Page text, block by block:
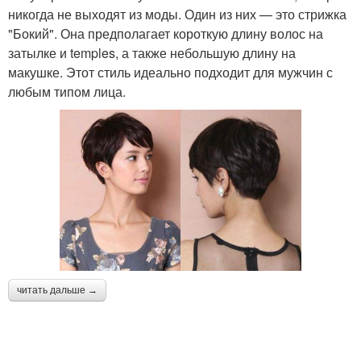
никогда не выходят из моды. Один из них — это стрижка
"Бокий". Она предполагает короткую длину волос на
затылке и temples, а также небольшую длину на
макушке. Этот стиль идеально подходит для мужчин с
любым типом лица.
читать дальше →